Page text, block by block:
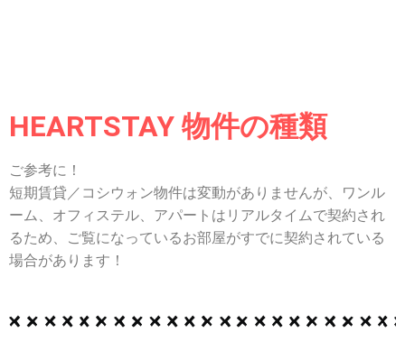
HEARTSTAY 物件の種類
ご参考に！
短期賃貸／コシウォン物件は変動がありませんが、ワンル
ーム、オフィステル、アパートはリアルタイムで契約され
るため、ご覧になっているお部屋がすでに契約されている
場合があります！